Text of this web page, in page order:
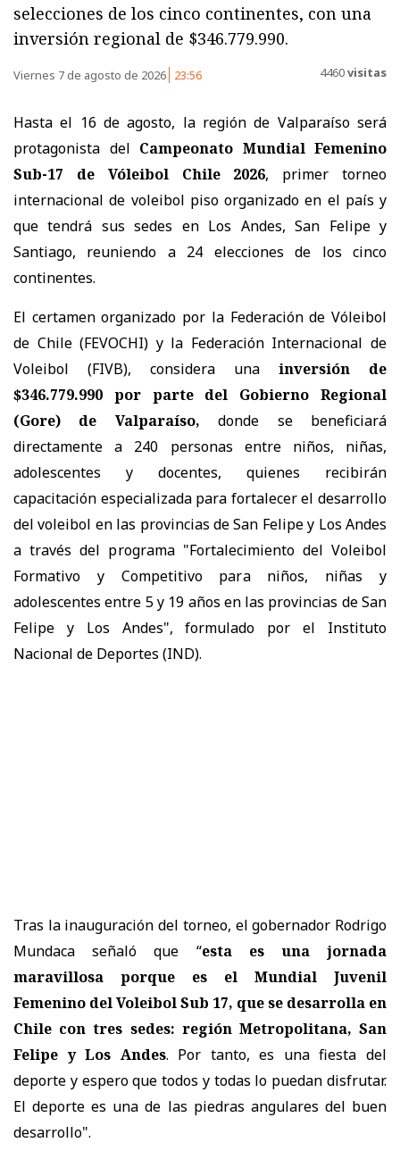
selecciones de los cinco continentes, con una
inversión regional de $346.779.990.
Viernes 7 de agosto de 2026 23:56 4460visitas
Hasta el 16 de agosto, la región de Valparaíso será
protagonista del Campeonato Mundial Femenino
Sub-17 de Vóleibol Chile 2026, primer torneo
internacional de voleibol piso organizado en el país y
que tendrá sus sedes en Los Andes, San Felipe y
Santiago, reuniendo a 24 elecciones de los cinco
continentes.
El certamen organizado por la Federación de Vóleibol
de Chile (FEVOCHI) y la Federación Internacional de
Voleibol (FIVB), considera una
inversión de
$346.779.990 por parte del Gobierno Regional
(Gore) de Valparaíso,
donde se beneficiará
directamente a 240 personas entre niños, niñas,
adolescentes y docentes, quienes recibirán
capacitación especializada para fortalecer el desarrollo
del voleibol en las provincias de San Felipe y Los Andes
a través del programa "Fortalecimiento del Voleibol
Formativo y Competitivo para niños, niñas y
adolescentes entre 5 y 19 años en las provincias de San
Felipe y Los Andes", formulado por el Instituto
Nacional de Deportes (IND).
Tras la inauguración del torneo, el gobernador Rodrigo
Mundaca señaló que “esta es una jornada
maravillosa porque es el Mundial Juvenil
Femenino del Voleibol Sub 17, que se desarrolla en
Chile con tres sedes: región Metropolitana, San
Felipe y Los Andes. Por tanto, es una fiesta del
deporte y espero que todos y todas lo puedan disfrutar.
El deporte es una de las piedras angulares del buen
desarrollo".